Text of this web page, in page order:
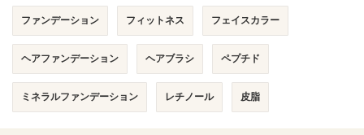
ファンデーション フィットネス フェイスカラー
ヘアファンデーション ヘアブラシ ペプチド
ミネラルファンデーション レチノール 皮脂